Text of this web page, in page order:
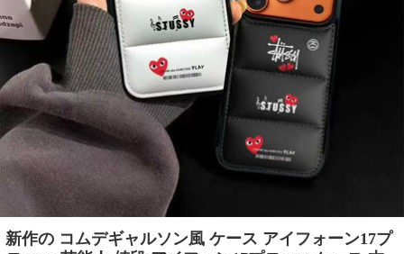
新作の コムデギャルソン風 ケース アイフォーン17プ